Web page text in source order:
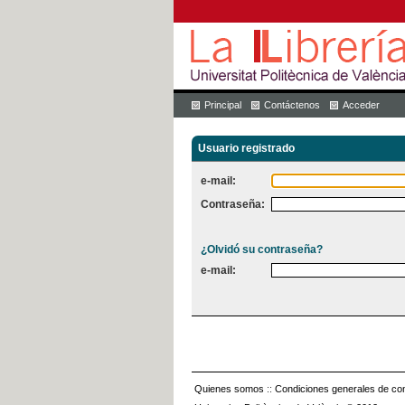
Principal Contáctenos Acceder
Usuario registrado
e-mail:
Contraseña:
¿Olvidó su contraseña?
e-mail:
Quienes somos :: Condiciones generales de